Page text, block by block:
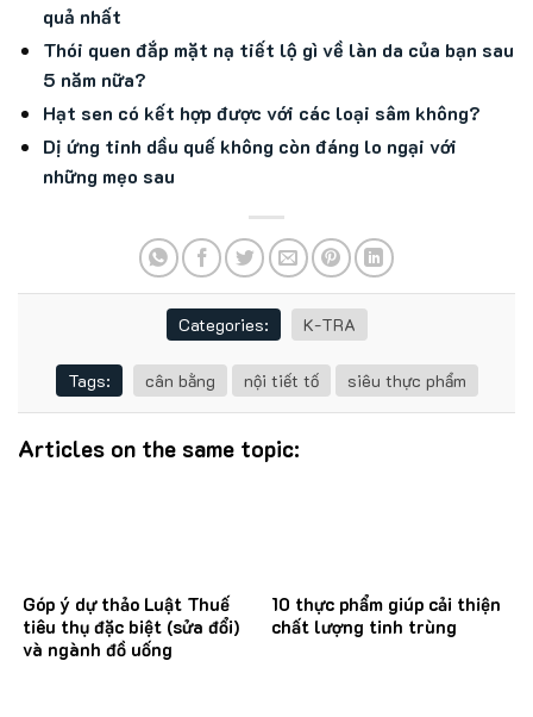
quả nhất
Thói quen đắp mặt nạ tiết lộ gì về làn da của bạn sau
5 năm nữa?
Hạt sen có kết hợp được với các loại sâm không?
Dị ứng tinh dầu quế không còn đáng lo ngại với
những mẹo sau
Categories: K-TRA
Tags: cân bằng nội tiết tố siêu thực phẩm
Articles on the same topic:
Góp ý dự thảo Luật Thuế
tiêu thụ đặc biệt (sửa đổi)
và ngành đồ uống
10 thực phẩm giúp cải thiện
chất lượng tinh trùng